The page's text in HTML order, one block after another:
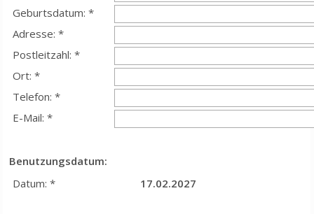
Geburtsdatum: *
Adresse: *
Postleitzahl: *
Ort: *
Telefon: *
E-Mail: *
Benutzungsdatum:
Datum: *
17.02.2027